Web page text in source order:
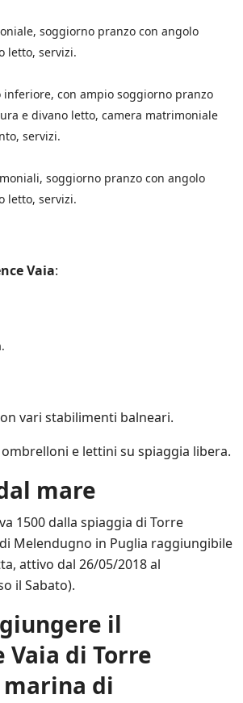
soggiorno pranzo con angolo
letto, servizi.
con ampio soggiorno pranzo
e divano letto, camera matrimoniale
servizi.
soggiorno pranzo con angolo
letto, servizi.
Vaia:
vari stabilimenti balneari.
e lettini su spiaggia libera.
mare
1500 dalla spiaggia di Torre
Melendugno in Puglia raggiungibile
attivo dal 26/05/2018 al
il Sabato).
il
Vaia di Torre
marina di